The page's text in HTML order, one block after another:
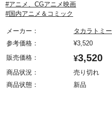
#アニメ、CGアニメ映画
#国内アニメ＆コミック
メーカー：
タカラトミー
参考価格：
¥3,520
販売価格：
¥3,520
商品状況：
売り切れ
商品状態：
新品